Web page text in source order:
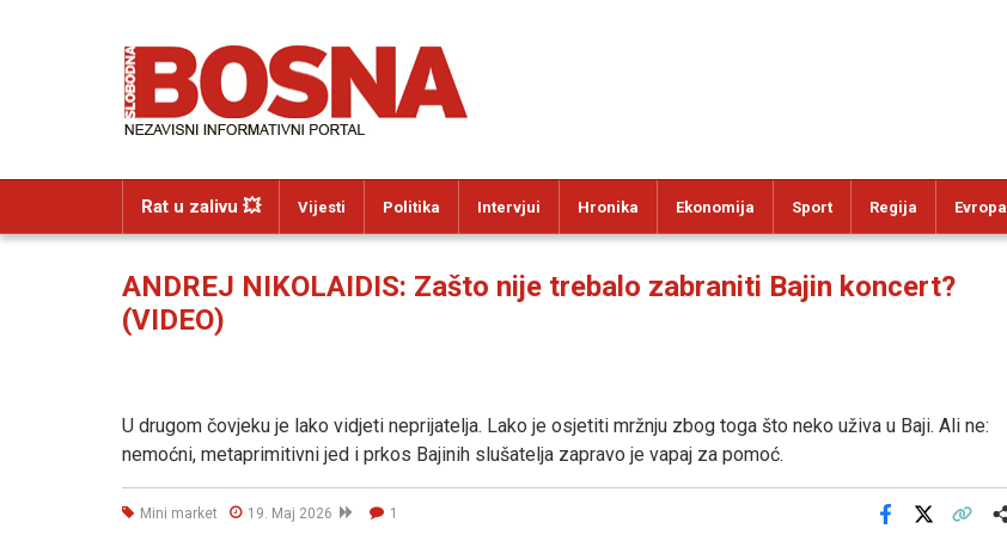
Rat u zalivu 💥 Vijesti Politika Intervjui Hronika Ekonomija Sport Regija Evropa
ANDREJ NIKOLAIDIS: Zašto nije trebalo zabraniti Bajin koncert?
(VIDEO)
U drugom čovjeku je lako vidjeti neprijatelja. Lako je osjetiti mržnju zbog toga što neko uživa u Baji. Ali ne:
nemoćni, metaprimitivni jed i prkos Bajinih slušatelja zapravo je vapaj za pomoć.
Mini market 19. Maj 2026 1
Facebook